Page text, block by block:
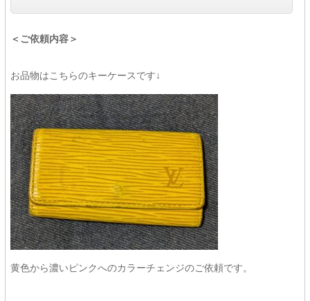
＜ご依頼内容＞
お品物はこちらのキーケースです↓
黄色から濃いピンクへのカラーチェンジのご依頼です。